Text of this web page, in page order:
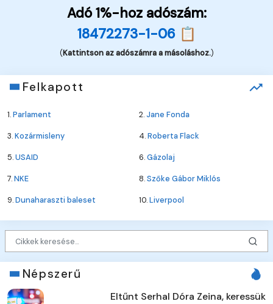
Adó 1%-hoz adószám:
18472273-1-06 📋
(Kattintson az adószámra a másoláshoz.)
Felkapott
1.Parlament 2.Jane Fonda
3.Kozármisleny 4.Roberta Flack
5.USAID 6.Gázolaj
7.NKE 8.Szőke Gábor Miklós
9.Dunaharaszti baleset 10.Liverpool
Népszerű
Eltűnt Serhal Dóra Zeina, keressük